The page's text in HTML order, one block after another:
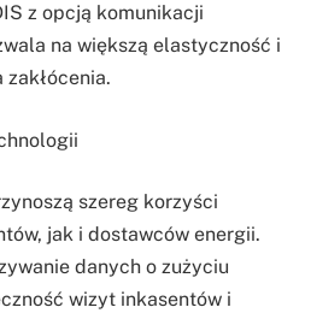
z opcją komunikacji
na większą elastyczność i
szereg korzyści
jak i dostawców energii.
danych o zużyciu
wizyt inkasentów i